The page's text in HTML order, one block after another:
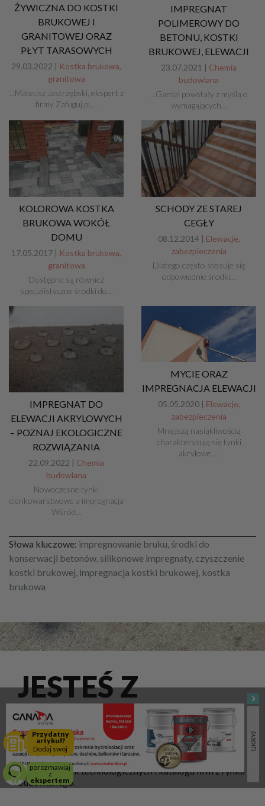
ŻYWICZNA DO KOSTKI
BRUKOWEJ I
GRANITOWEJ ORAZ
PŁYT TARASOWYCH
29.03.2022 | Kostka brukowa,
granitowa
...Mateusz Jastrzębski, ekspert z
firmy Zafuguj.pl,…
IMPREGNAT
POLIMEROWY DO
BETONU, KOSTKI
BRUKOWEJ, ELEWACJI
23.07.2021 | Chemia
budowlana
...Gardal powstały z myślą o
wymagających…
KOLOROWA KOSTKA
BRUKOWA WOKÓŁ
DOMU
17.05.2017 | Kostka brukowa,
granitowa
Dostępne są również
specjalistyczne środki do…
SCHODY ZE STAREJ
CEGŁY
08.12.2014 | Elewacje,
zabezpieczenia
Dlatego często stosuje się
odpowiednie środki…
IMPREGNAT DO
ELEWACJI AKRYLOWYCH
– POZNAJ EKOLOGICZNE
ROZWIĄZANIA
22.09.2022 | Chemia
budowlana
Nowoczesne tynki
cienkowarstwowe a impregnacja
Wśród…
MYCIE ORAZ
IMPREGNACJA ELEWACJI
05.05.2020 | Elewacje,
zabezpieczenia
Mniejszą nasiąkliwością
charakteryzują się tynki
akrylowe,…
Słowa kluczowe: impregnowanie bruku, środki do
konserwacji betonów, silikonowe impregnaty, czyszczenie
kostki brukowej, impregnacja kostki brukowej, kostka
brukowa
Przydatny
artykuł?
Dodaj swój
porozmawiaj
z
ekspertem
JESTEŚ Z
BRANŻY?
Ten newsletter jest dla Ciebie! Zyskaj dostęp do wiedzy,
analiz, nowinek technologicznych i katalogu firm z rynku
budowlanego.